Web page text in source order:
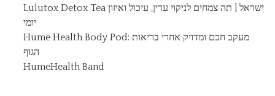
Lulutox Detox Tea ישראל | תה צמחים לניקוי עדין, עיכול ואיזון
יומי
Hume Health Body Pod: מעקב חכם ומדויק אחרי בריאות
הגוף
HumeHealth Band